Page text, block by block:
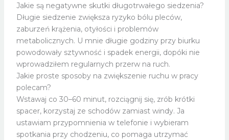
Jakie są negatywne skutki długotrwałego siedzenia?
Długie siedzenie zwiększa ryzyko bólu pleców,
zaburzeń krążenia, otyłości i problemów
metabolicznych. U mnie długie godziny przy biurku
powodowały sztywność i spadek energii, dopóki nie
wprowadziłem regularnych przerw na ruch.
Jakie proste sposoby na zwiększenie ruchu w pracy
polecam?
Wstawaj co 30–60 minut, rozciągnij się, zrób krótki
spacer, korzystaj ze schodów zamiast windy. Ja
ustawiam przypomnienia w telefonie i wybieram
spotkania przy chodzeniu, co pomaga utrzymać